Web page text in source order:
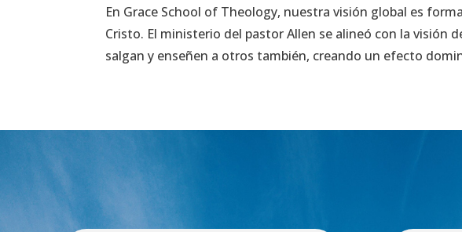
En Grace School of Theology, nuestra visión global es
Cristo. El ministerio del pastor Allen se alineó con la visión
salgan y enseñen a otros también, creando un efecto